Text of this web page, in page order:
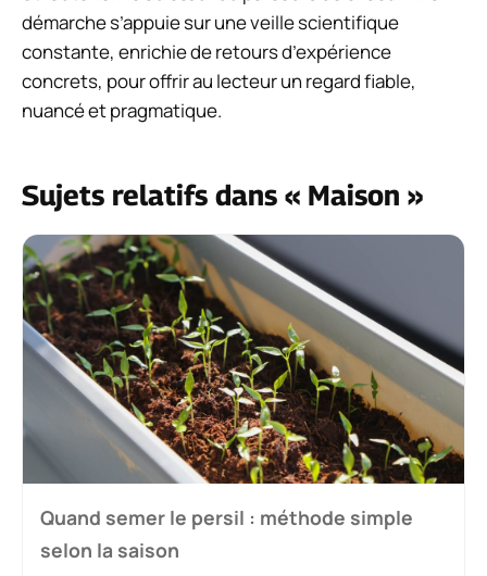
démarche s’appuie sur une veille scientifique
constante, enrichie de retours d’expérience
concrets, pour offrir au lecteur un regard fiable,
nuancé et pragmatique.
Sujets relatifs dans « Maison »
Quand semer le persil : méthode simple
selon la saison